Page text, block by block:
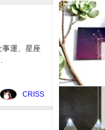
事運、星座
CRISS